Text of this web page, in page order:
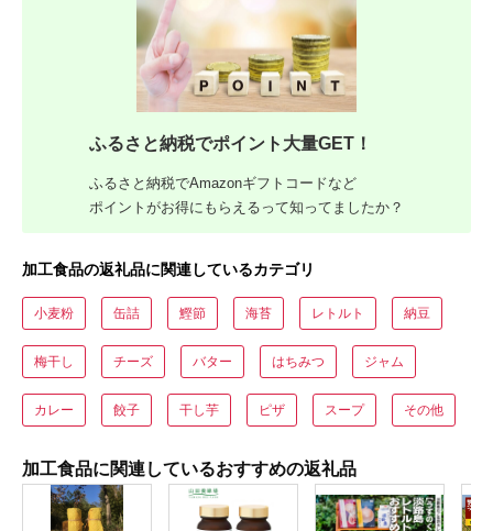
ふるさと納税でポイント大量GET！
ふるさと納税でAmazonギフトコードなど
ポイントがお得にもらえるって知ってましたか？
加工食品の返礼品に関連しているカテゴリ
小麦粉 缶詰 鰹節 海苔 レトルト 納豆
梅干し チーズ バター はちみつ ジャム
カレー 餃子 干し芋 ピザ スープ その他
加工食品に関連しているおすすめの返礼品